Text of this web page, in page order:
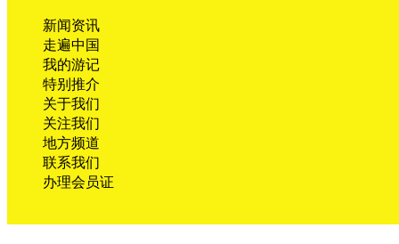
新闻资讯
走遍中国
我的游记
特别推介
关于我们
关注我们
地方频道
联系我们
办理会员证